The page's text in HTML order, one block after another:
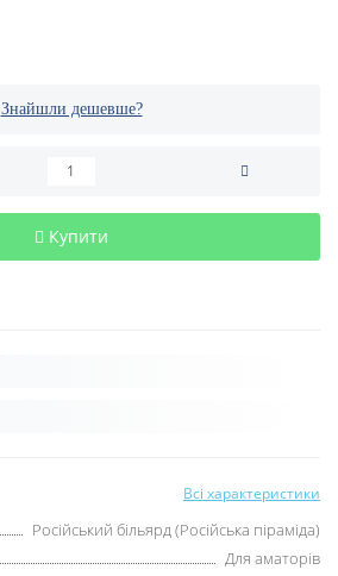
Знайшли дешевше?
Купити
Всі характеристики
Російський більярд (Російська піраміда)
Для аматорів